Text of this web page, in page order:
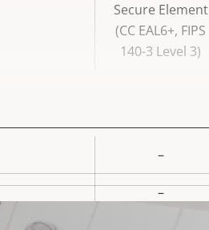
Secure Element
(CC EAL6+, FIPS
140-3 Level 3)
da
–
–